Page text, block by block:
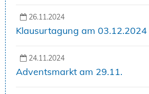
26.11.2024
Klausurtagung am 03.12.2024
24.11.2024
Adventsmarkt am 29.11.